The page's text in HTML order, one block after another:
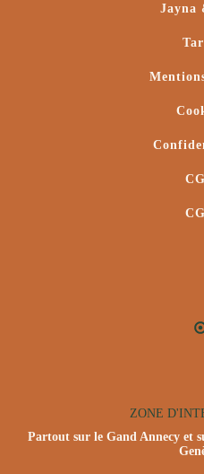
Jayna
ZONE
Partout sur le Gand Annecy et